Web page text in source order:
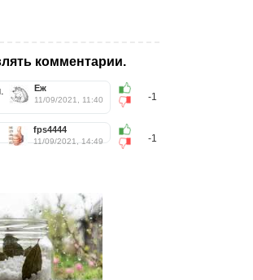
комментарии.
-1
Ёж
11/09/2021, 11:40
-1
fps4444
11/09/2021, 14:49